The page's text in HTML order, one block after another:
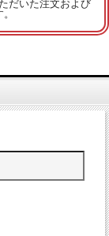
だいた注文および